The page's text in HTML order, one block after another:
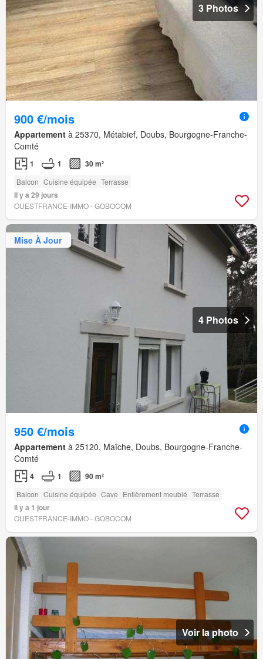
3 Photos
900 €/mois
Appartement à 25370, Métabief, Doubs, Bourgogne-Franche-
Comté
1 1 30 m²
Balcon Cuisine équipée Terrasse
Il y a 29 jours
OUESTFRANCE-IMMO - GOBOCOM
Mise À Jour
4 Photos
950 €/mois
Appartement à 25120, Maîche, Doubs, Bourgogne-Franche-
Comté
4 1 90 m²
Balcon Cuisine équipée Cave Entièrement meublé Terrasse
Il y a 1 jour
OUESTFRANCE-IMMO - GOBOCOM
Voir la photo